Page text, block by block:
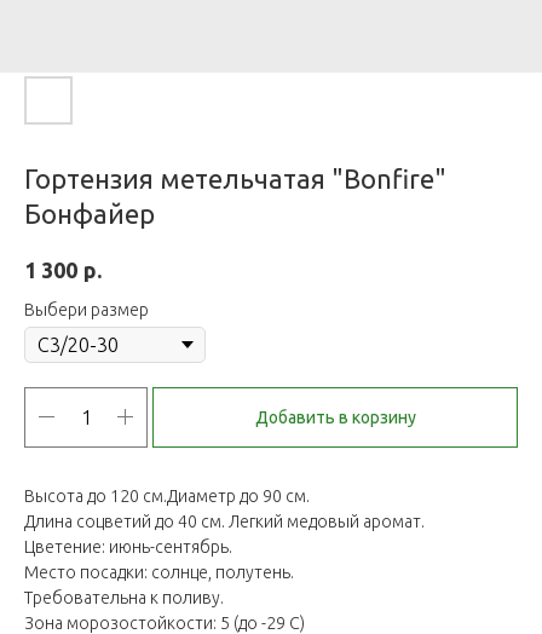
Гортензия метельчатая "Bonfire"
Бонфайер
1 300 р.
Выбери размер
Добавить в корзину
Высота до 120 см.Диаметр до 90 см.
Длина соцветий до 40 см. Легкий медовый аромат.
Цветение: июнь-сентябрь.
Место посадки: солнце, полутень.
Требовательна к поливу.
Зона морозостойкости: 5 (до -29 С)